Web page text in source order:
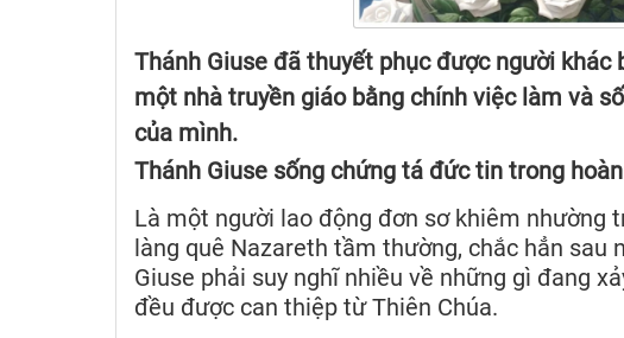
Thánh Giuse đã thuyết phục được người
một nhà truyền giáo bằng chính việc làm và
của mình.
Thánh Giuse sống chứng tá đức tin trong
Là một người lao động đơn sơ khiêm nhường
làng quê Nazareth tầm thường, chắc hẳn sau
Giuse phải suy nghĩ nhiều về những gì đang
đều được can thiệp từ Thiên Chúa.